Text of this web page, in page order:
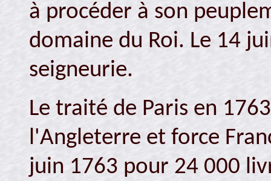
à procéder à son
domaine du Roi. Le 14
seigneurie.
Le traité de Paris en
l'Angleterre et force
juin 1763 pour 24 000